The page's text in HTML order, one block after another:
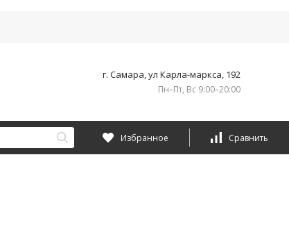
г. Самара, ул Карла-маркса, 192
Пн–Пт, Вс 9:00–20:00
Избранное Сравнить